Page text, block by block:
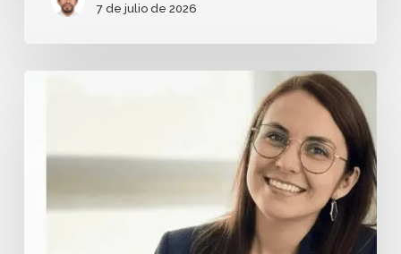
7 de julio de 2026